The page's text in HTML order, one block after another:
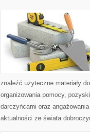
znaleźć użyteczne materiały
organizowania pomocy,
darczyńcami oraz
aktualności ze świata